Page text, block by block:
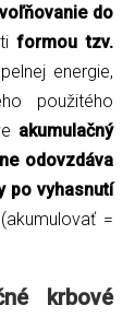
do
formou tzv.
energie,
použitého
akumulačný
odovzdáva
po vyhasnutí
=
krbové